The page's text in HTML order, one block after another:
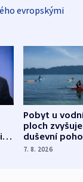
evropskými
Pobyt u
ploch zvyšuje
duševní
ukázala
7. 8. 2026